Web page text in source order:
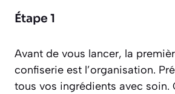
Étape 1
Avant de vous lancer, la
confiserie est l’organisation.
tous vos ingrédients avec soin.